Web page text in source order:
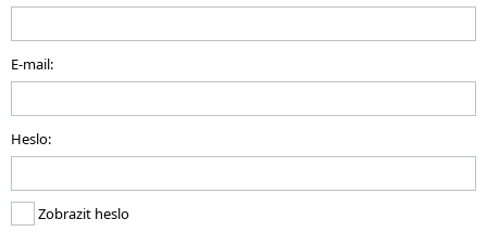
E-mail:
Heslo:
Zobrazit heslo